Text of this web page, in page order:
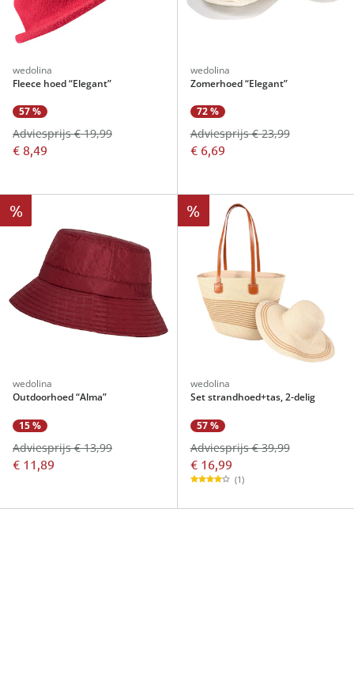
wedolina
Fleece hoed “Elegant”
57 %
€ 8,49
Adviesprijs € 19,99
wedolina
Zomerhoed “Elegant”
72 %
€ 6,69
Adviesprijs € 23,99
%
wedolina
Outdoorhoed “Alma”
15 %
€ 11,89
Adviesprijs € 13,99
%
wedolina
Set strandhoed+tas, 2-delig
57 %
€ 16,99
Adviesprijs € 39,99
(1)